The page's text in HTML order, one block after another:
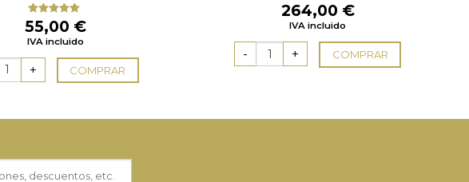
Valorado
con5.00de
5
55,00 €
IVA incluido
COMPRAR
264,00 €
IVA incluido
COMPRAR